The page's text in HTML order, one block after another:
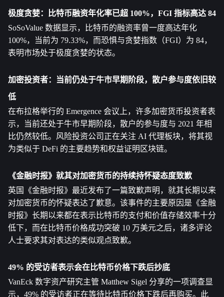
极度贪婪：比特币融资年化率已超 100%，FGI 指标高达 84
SoSoValue 数据显示，比特币的融资率曾一度高达年化
100%，当前为 79.33%，而恐惧与贪婪指数（FGI）为 84，
表明市场处于极度贪婪的状态。
加密投资者：当前仍处于牛市早期阶段，散户参与度依旧较
低
在布拉格举行的 Emergence 会议上，许多加密货币投资者表
示，当前还处于牛市早期阶段，散户的参与度与 2021 年相
比仍然较低。风险投资公司正在关注 AI 代理板块，将其视
为类似于 DeFi 的主要趋势和权益证明区块链。
《金融时报》就其对加密货币的持续持怀疑态度致歉
英国《金融时报》最近发布了一篇致歉声明，就其长期以来
对加密货币的怀疑表达了歉意。该事件的主要原因是《金融
时报》长期以来都在表示比特币的支付和价值存储效率十分
低下，而在比特币价格成功突破 10 万美元之后，诸多评论
人士要求其对表达的类似观点致歉。
49% 的受访者表示会在比特币价格下跌后抄底
VanEck 数字资产研究主管 Matthew Sigel 分享的一项调查显
示，49% 的受访者正在等待比特币价格下跌后再购买。此